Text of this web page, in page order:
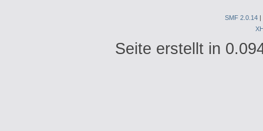
SMF 2.0.14 |
Seite erstellt in